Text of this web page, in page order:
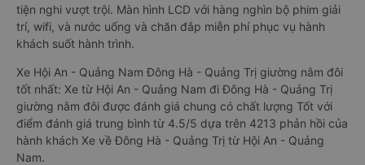
tiện nghi vượt trội. Màn hình LCD với hàng nghìn bộ phim giải
trí, wifi, và nước uống và chăn đắp miễn phí phục vụ hành
khách suốt hành trình.
Xe Hội An - Quảng Nam Đông Hà - Quảng Trị giường nằm đôi
tốt nhất: Xe từ Hội An - Quảng Nam đi Đông Hà - Quảng Trị
giường nằm đôi được đánh giá chung có chất lượng Tốt với
điểm đánh giá trung bình từ 4.5/5 dựa trên 4213 phản hồi của
hành khách Xe về Đông Hà - Quảng Trị từ Hội An - Quảng
Nam.